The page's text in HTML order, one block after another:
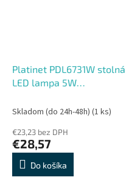
Platinet PDL6731W stolná
LED lampa 5W
batéria 6000mAh, USB
Skladom (do 24h-48h) (1 ks)
€23,23 bez DPH
€28,57
Do košíka